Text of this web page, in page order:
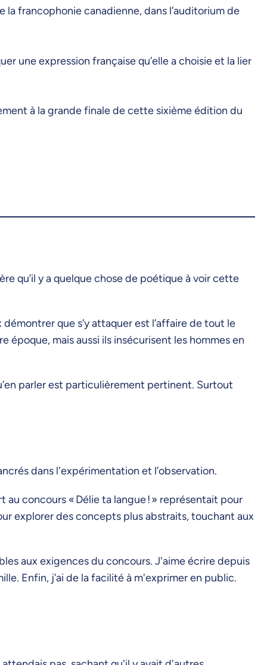
la francophonie canadienne, dans l’auditorium de
une expression française qu’elle a choisie et la lier
à la grande finale de cette sixième édition du
qu’il y a quelque chose de poétique à voir cette
que s’y attaquer est l’affaire de tout le
mais aussi ils insécurisent les hommes en
parler est particulièrement pertinent. Surtout
dans l'expérimentation et l’observation.
concours « Délie ta langue ! » représentait pour
explorer des concepts plus abstraits, touchant aux
aux exigences du concours. J'aime écrire depuis
Enfin, j’ai de la facilité à m'exprimer en public.